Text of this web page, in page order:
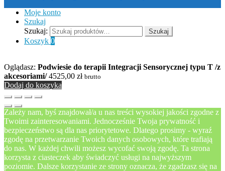
Moje konto
Szukaj
Szukaj:
Szukaj
Koszyk 0
Oglądasz: Podwiesie do terapii Integracji Sensorycznej typu T /z
akcesoriami/ 4525,00 zł brutto
Dodaj do koszyka
Zależy nam, byś znajdował/a u nas treści wysokiej jakości zgodne z
Twoimi zainteresowaniami. Jednocześnie Twoja prywatność i
bezpieczeństwo są dla nas priorytetowe. Dlatego prosimy - wyraź
zgodę na przetwarzanie Twoich danych osobowych, które trafiają
do nas. W każdej chwili możesz wycofać swoją zgodę. Ta strona
korzysta z ciasteczek aby świadczyć usługi na najwyższym
poziomie. Dalsze korzystanie ze strony oznacza, że zgadzasz się na